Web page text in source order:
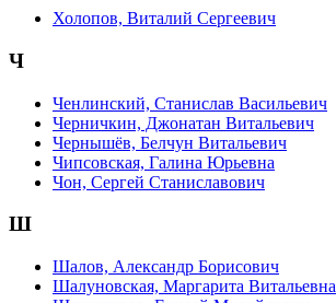
Холопов, Виталий Сергеевич
Ч
Ченлинский, Станислав Васильевич
Черничкин, Джонатан Витальевич
Чернышёв, Белчун Витальевич
Чипсовская, Галина Юрьевна
Чон, Сергей Станиславович
Ш
Шалов, Александр Борисович
Шалуновская, Маргарита Витальевна